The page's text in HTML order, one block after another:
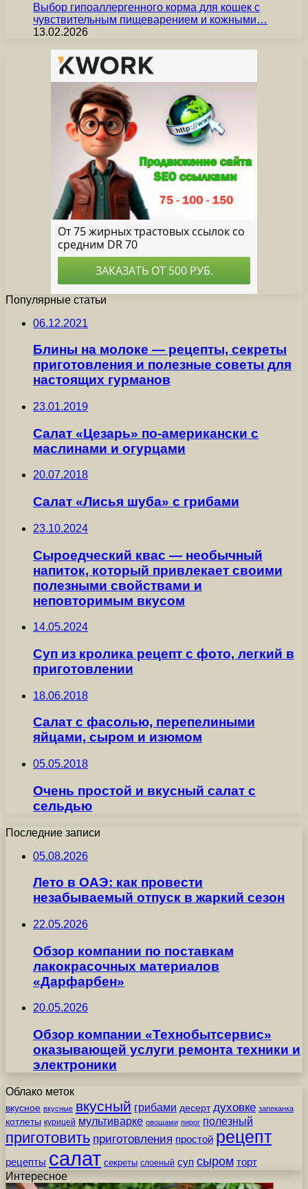
Выбор гипоаллергенного корма для кошек с
чувствительным пищеварением и кожными…
13.02.2026
Популярные статьи
06.12.2021
Блины на молоке — рецепты, секреты
приготовления и полезные советы для
настоящих гурманов
23.01.2019
Салат «Цезарь» по-американски с
маслинами и огурцами
20.07.2018
Салат «Лисья шуба» с грибами
23.10.2024
Сыроедческий квас — необычный
напиток, который привлекает своими
полезными свойствами и
неповторимым вкусом
14.05.2024
Суп из кролика рецепт с фото, легкий в
приготовлении
18.06.2018
Салат с фасолью, перепелиными
яйцами, сыром и изюмом
05.05.2018
Очень простой и вкусный салат с
сельдью
Последние записи
05.08.2026
Лето в ОАЭ: как провести
незабываемый отпуск в жаркий сезон
22.05.2026
Обзор компании по поставкам
лакокрасочных материалов
«Дарфарбен»
20.05.2026
Обзор компании «Технобытсервис»
оказывающей услуги ремонта техники и
электроники
Облако меток
вкусное вкусные вкусный грибами десерт духовке запеканка
котлеты курицей мультиварке овощами пирог полезный
приготовить приготовления простой рецепт
рецепты салат секреты слоеный суп сыром торт
Интересное